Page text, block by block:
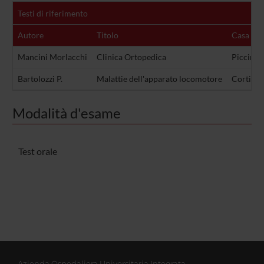
Testi di riferimento
Autore Titolo Casa
Mancini Morlacchi Clinica Ortopedica Piccin
Bartolozzi P. Malattie dell'apparato locomotore Cortina
Modalità d'esame
Test orale